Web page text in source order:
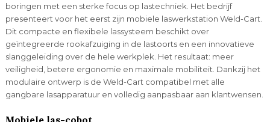
boringen met een sterke focus op lastechniek. Het bedrijf
presenteert voor het eerst zijn mobiele laswerkstation Weld-Cart.
Dit compacte en flexibele lassysteem beschikt over
geïntegreerde rookafzuiging in de lastoorts en een innovatieve
slanggeleiding over de hele werkplek. Het resultaat: meer
veiligheid, betere ergonomie en maximale mobiliteit. Dankzij het
modulaire ontwerp is de Weld-Cart compatibel met alle
gangbare lasapparatuur en volledig aanpasbaar aan klantwensen.
Mobiele las-cobot